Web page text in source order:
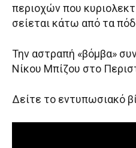
περιοχών που
σείεται κάτω από τα
Την αστραπή «βόμβα»
Νίκου Μπίζου στο
Δείτε το εντυπωσιακό